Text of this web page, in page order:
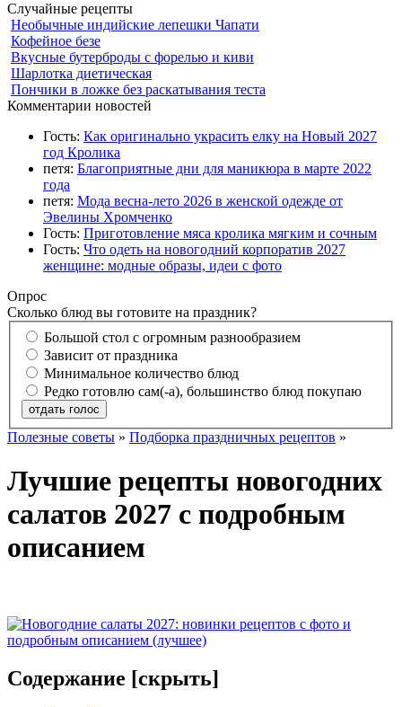
Случайные рецепты
Необычные индийские лепешки Чапати
Кофейное безе
Вкусные бутерброды с форелью и киви
Шарлотка диетическая
Пончики в ложке без раскатывания теста
Комментарии новостей
Гость: Как оригинально украсить елку на Новый 2027
год Кролика
петя: Благоприятные дни для маникюра в марте 2022
года
петя: Мода весна-лето 2026 в женской одежде от
Эвелины Хромченко
Гость: Приготовление мяса кролика мягким и сочным
Гость: Что одеть на новогодний корпоратив 2027
женщине: модные образы, идеи с фото
Опрос
Сколько блюд вы готовите на праздник?
Большой стол с огромным разнообразием
Зависит от праздника
Минимальное количество блюд
Редко готовлю сам(-а), большинство блюд покупаю
отдать голос
Полезные советы » Подборка праздничных рецептов »
Лучшие рецепты новогодних
салатов 2027 с подробным
описанием
Содержание [скрыть]